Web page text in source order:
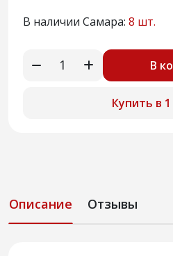
В наличии Самара: 8 шт.
В
Купить в
Описание Отзывы